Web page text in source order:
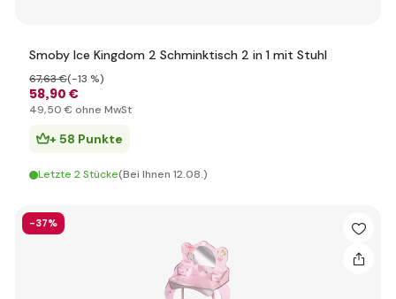
Smoby Ice Kingdom 2 Schminktisch 2 in 1 mit Stuhl
58,90 €
67,63 €(-13 %)
49,50 € ohne MwSt
+ 58 Punkte
Letzte 2 Stücke(Bei Ihnen 12.08.)
-37%